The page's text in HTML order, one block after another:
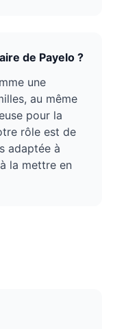
de Payelo ?
une
au même
pour la
rôle est de
adaptée à
la mettre en